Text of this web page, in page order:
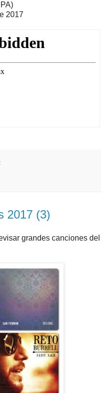
2017
2017 (3)
grandes canciones del